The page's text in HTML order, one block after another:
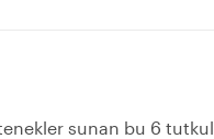
sunan bu 6